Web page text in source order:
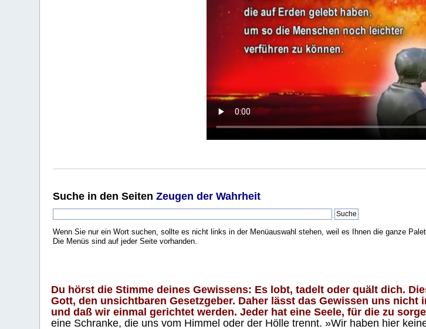
Suche in den SeitenZeugen der Wahrheit
Wenn Sie nur ein Wort suchen, sollte es nicht links in der Menüauswahl stehen, weil es Ihnen die ganze
Die Menüs sind auf jeder Seite vorhanden.
Du hörst die Stimme deines Gewissens: Es lobt, tadelt oder quält dich.
Gott, den unsichtbaren Gesetzgeber. Daher lässt das Gewissen uns
und daß wir einmal gerichtet werden. Jeder hat eine Seele, für die zu
eine Schranke, die uns vom Himmel oder der Hölle trennt. »Wir haben hier